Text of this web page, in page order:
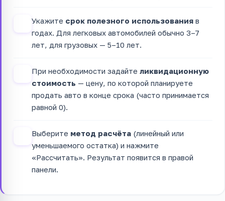
Укажите срок полезного использования в
годах. Для легковых автомобилей обычно 3–7
лет, для грузовых — 5–10 лет.
При необходимости задайте ликвидационную
стоимость — цену, по которой планируете
продать авто в конце срока (часто принимается
равной 0).
Выберите метод расчёта (линейный или
уменьшаемого остатка) и нажмите
«Рассчитать». Результат появится в правой
панели.